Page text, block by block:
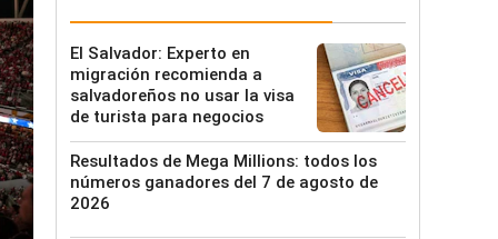
El Salvador: Experto en
migración recomienda a
salvadoreños no usar la visa
de turista para negocios
Resultados de Mega Millions: todos los
números ganadores del 7 de agosto de
2026